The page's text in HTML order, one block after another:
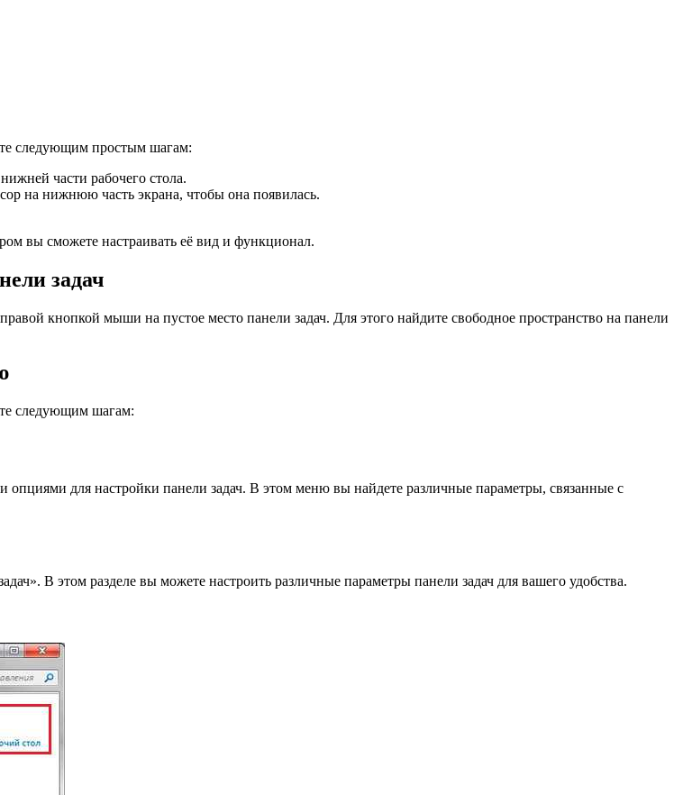
следующим простым шагам:
части рабочего стола.
на нижнюю часть экрана, чтобы она появилась.
вы сможете настраивать её вид и функционал.
задач
кнопкой мыши на пустое место панели задач. Для этого найдите свободное пространство на панели
следующим шагам:
для настройки панели задач. В этом меню вы найдете различные параметры, связанные с
В этом разделе вы можете настроить различные параметры панели задач для вашего удобства.